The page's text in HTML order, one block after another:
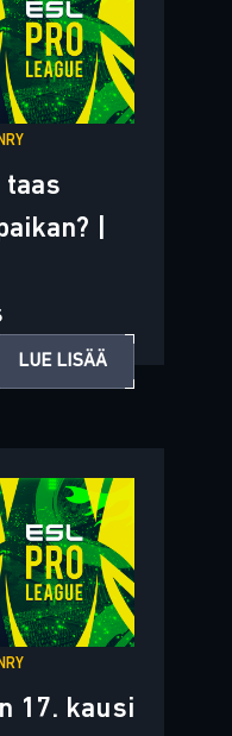
taas
|
LUE LISÄÄ
17. kausi